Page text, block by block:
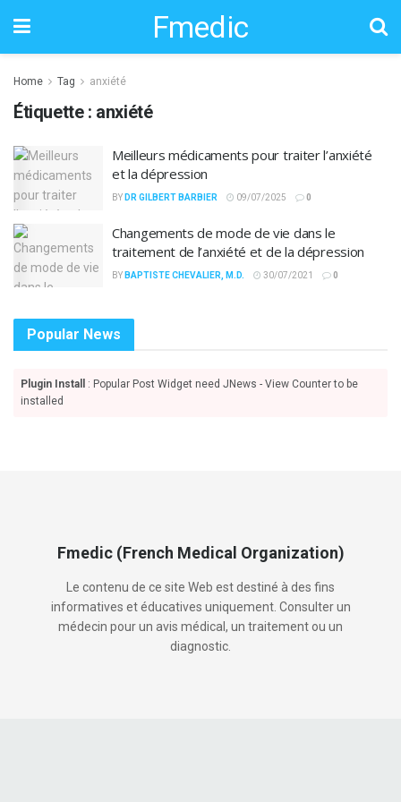
Fmedic
Home Tag anxiété
Étiquette : anxiété
Meilleurs médicaments pour traiter l’anxiété
et la dépression
BY DR GILBERT BARBIER 09/07/2025 0
Changements de mode de vie dans le
traitement de l’anxiété et de la dépression
BY BAPTISTE CHEVALIER, M.D. 30/07/2021 0
Popular News
Plugin Install
: Popular Post Widget need JNews - View Counter to be
installed
Fmedic (French Medical Organization)
Le contenu de ce site Web est destiné à des fins
informatives et éducatives uniquement. Consulter un
médecin pour un avis médical, un traitement ou un
diagnostic.